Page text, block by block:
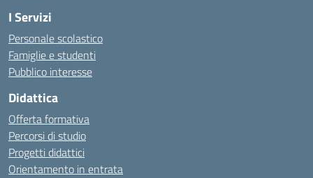
I Servizi
Personale scolastico
Famiglie e studenti
Pubblico interesse
Didattica
Offerta formativa
Percorsi di studio
Progetti didattici
Orientamento in entrata